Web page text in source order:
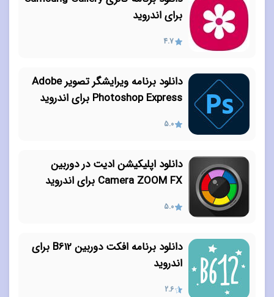
برای اندروید
4.7
دانلود برنامه ویرایشگر تصویر Adobe
Photoshop Express برای اندروید
5.0
دانلود اپلیکیشن ادیت در دوربین
Camera ZOOM FX برای اندروید
5.0
دانلود برنامه افکت دوربین B612 برای
اندروید
2.6